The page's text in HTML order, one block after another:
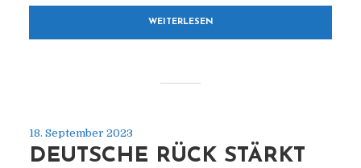
WEITERLESEN
18. September 2023
DEUTSCHE RÜCK STÄRKT